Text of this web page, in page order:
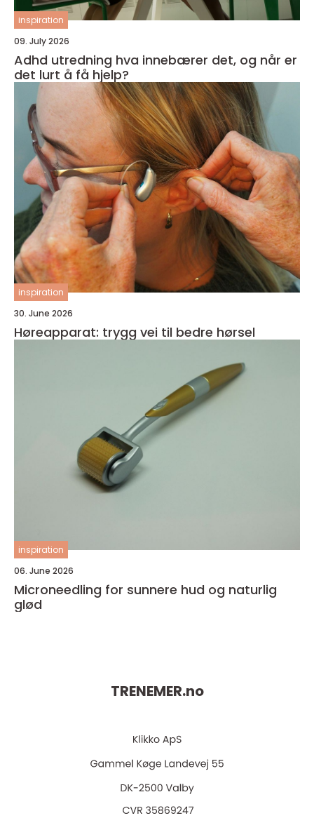
inspiration
09. July 2026
Adhd utredning hva innebærer det, og når er
det lurt å få hjelp?
inspiration
30. June 2026
Høreapparat: trygg vei til bedre hørsel
inspiration
06. June 2026
Microneedling for sunnere hud og naturlig
glød
TRENEMER.no